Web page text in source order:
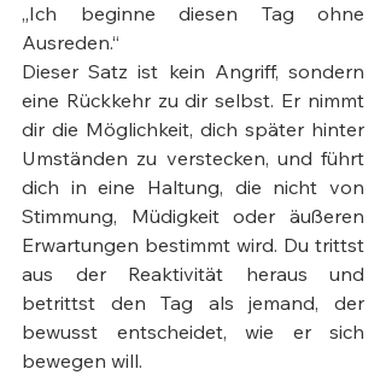
„Ich beginne diesen Tag ohne
Ausreden.“
Dieser Satz ist kein Angriff, sondern
eine Rückkehr zu dir selbst. Er nimmt
dir die Möglichkeit, dich später hinter
Umständen zu verstecken, und führt
dich in eine Haltung, die nicht von
Stimmung, Müdigkeit oder äußeren
Erwartungen bestimmt wird. Du trittst
aus der Reaktivität heraus und
betrittst den Tag als jemand, der
bewusst entscheidet, wie er sich
bewegen will.